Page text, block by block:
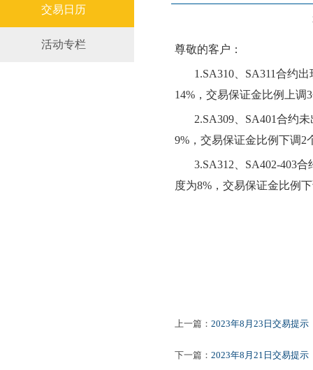
交易日历
活动专栏 尊敬的客户：
1.SA310 SA311合约出
14%，交易保证金比例上调3
2.SA309 SA401合约未
9%，交易保证金比例下调2
3.SA312 SA402-403合
度为8%，交易保证金比例下
上一篇： 2023年8月23日交易提示
下一篇： 2023年8月21日交易提示